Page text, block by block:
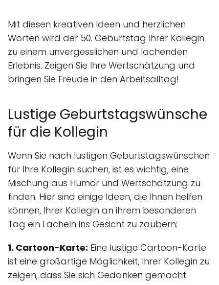
Mit diesen kreativen Ideen und herzlichen
Worten wird der 50. Geburtstag Ihrer Kollegin
zu einem unvergesslichen und lachenden
Erlebnis. Zeigen Sie Ihre Wertschätzung und
bringen Sie Freude in den Arbeitsalltag!
Lustige Geburtstagswünsche
für die Kollegin
Wenn Sie nach lustigen Geburtstagswünschen
für Ihre Kollegin suchen, ist es wichtig, eine
Mischung aus Humor und Wertschätzung zu
finden. Hier sind einige Ideen, die Ihnen helfen
können, Ihrer Kollegin an ihrem besonderen
Tag ein Lächeln ins Gesicht zu zaubern:
1. Cartoon-Karte: Eine lustige Cartoon-Karte
ist eine großartige Möglichkeit, Ihrer Kollegin zu
zeigen, dass Sie sich Gedanken gemacht